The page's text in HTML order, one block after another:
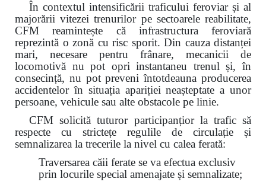
În contextul intensificării traficului feroviar și al
majorării vitezei trenurilor pe sectoarele reabilitate,
CFM reamintește că infrastructura feroviară
reprezintă o zonă cu risc sporit. Din cauza distanței
mari, necesare pentru frânare, mecanicii de
locomotivă nu pot opri instantaneu trenul și, în
consecință, nu pot preveni întotdeauna producerea
accidentelor în situația apariției neașteptate a unor
persoane, vehicule sau alte obstacole pe linie.
CFM solicită tuturor participanțior la trafic să
respecte cu strictețe regulile de circulație și
semnalizarea la trecerile la nivel cu calea ferată:
Traversarea căii ferate se va efectua exclusiv
prin locurile special amenajate și semnalizate;